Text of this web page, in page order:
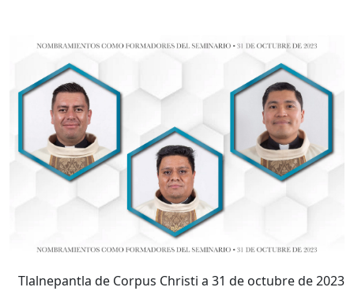
Tlalnepantla de Corpus Christi a 31 de octubre de 2023